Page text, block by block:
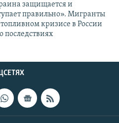
защищается и
правильно». Мигранты
кризисе в России
последствиях